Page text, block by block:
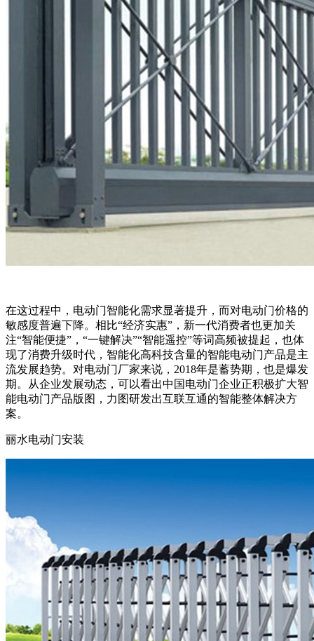
在这过程中，电动门智能化需求显著提升，而对电动门价格的
敏感度普遍下降。相比“经济实惠”，新一代消费者也更加关
注“智能便捷”，“一键解决”“智能遥控”等词高频被提起，也体
现了消费升级时代，智能化高科技含量的智能电动门产品是主
流发展趋势。对电动门厂家来说，2018年是蓄势期，也是爆发
期。从企业发展动态，可以看出中国电动门企业正积极扩大智
能电动门产品版图，力图研发出互联互通的智能整体解决方
案。
丽水电动门安装